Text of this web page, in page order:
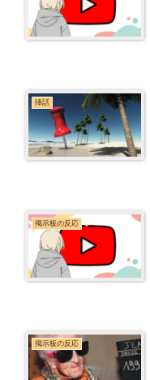
挿話
掲示板の反応
掲示板の反応